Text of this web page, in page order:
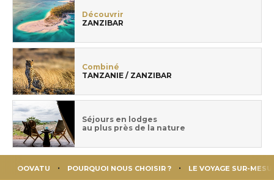
Découvrir
ZANZIBAR
Combiné
TANZANIE / ZANZIBAR
Séjours en lodges
au plus près de la nature
OOVATU POURQUOI NOUS CHOISIR ? LE VOYAGE SUR-